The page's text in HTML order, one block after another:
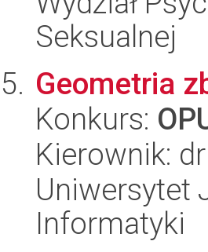
Seksualnej
Geometria
Konkurs:
Kierownik:
Uniwersytet
Informatyki